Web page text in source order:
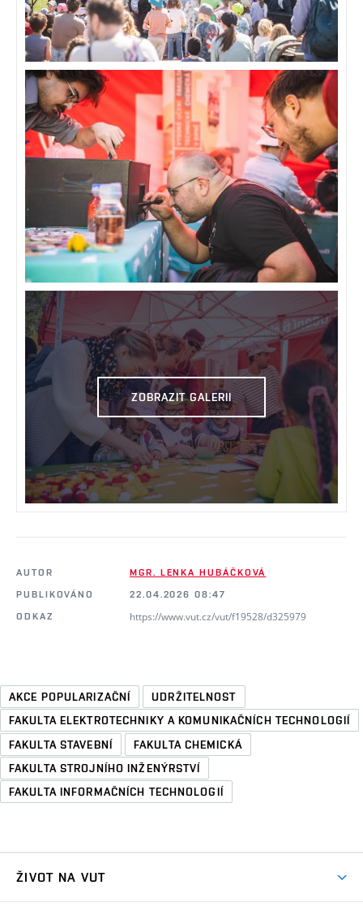
ZOBRAZIT GALERII
AUTOR
MGR. LENKA HUBÁČKOVÁ
PUBLIKOVÁNO
22.04.2026 08:47
ODKAZ
https://www.vut.cz/vut/f19528/d325979
AKCE POPULARIZAČNÍ
UDRŽITELNOST
FAKULTA ELEKTROTECHNIKY A KOMUNIKAČNÍCH TECHNOLOGIÍ
FAKULTA STAVEBNÍ
FAKULTA CHEMICKÁ
FAKULTA STROJNÍHO INŽENÝRSTVÍ
FAKULTA INFORMAČNÍCH TECHNOLOGIÍ
ŽIVOT NA VUT